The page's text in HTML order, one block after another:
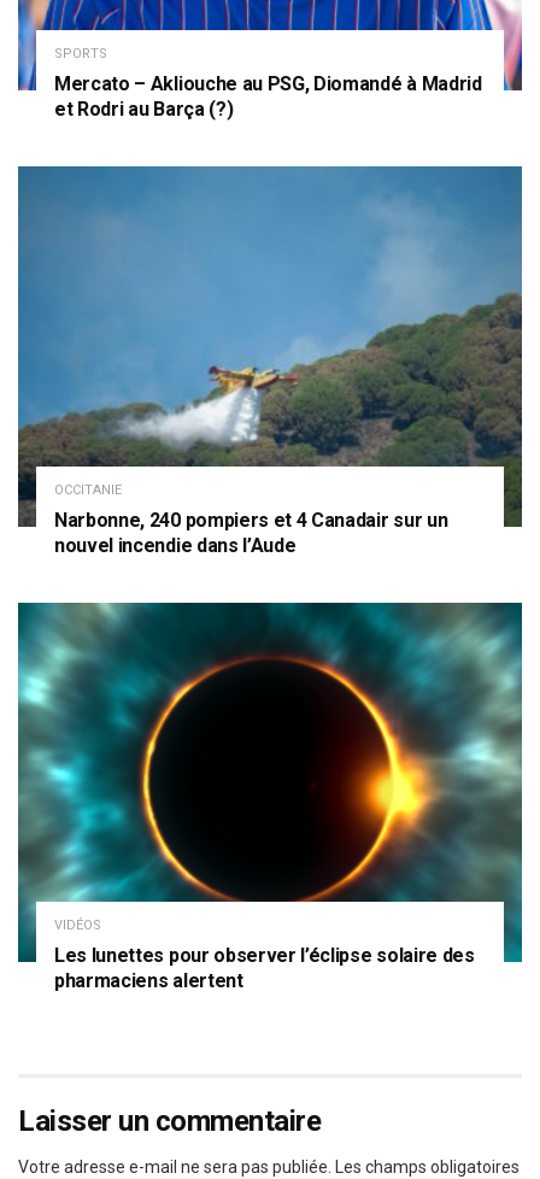
SPORTS
Mercato – Akliouche au PSG, Diomandé à Madrid
et Rodri au Barça (?)
OCCITANIE
Narbonne, 240 pompiers et 4 Canadair sur un
nouvel incendie dans l’Aude
VIDÉOS
Les lunettes pour observer l’éclipse solaire des
pharmaciens alertent
Laisser un commentaire
Votre adresse e-mail ne sera pas publiée. Les champs obligatoires